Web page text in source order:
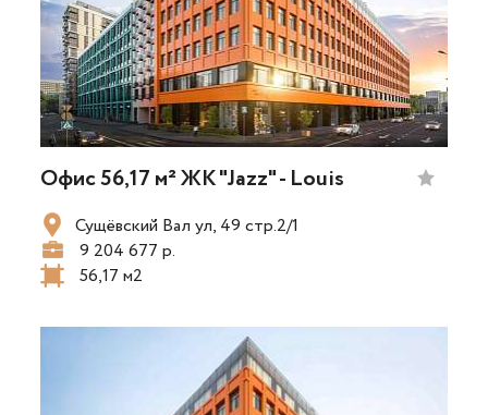
Офис 56,17 м² ЖК "Jazz" - Louis
Сущёвский Вал ул, 49 стр.2/1
9 204 677 р.
56,17 м2